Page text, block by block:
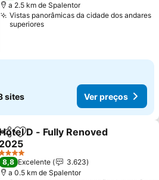
a 2.5 km de Spalentor
Vistas panorâmicas da cidade dos andares
superiores
sites Ver preços
PartilharAdicionar aos favoritos
Hotel D - Fully Renoved
2025
4 Estrelas
8,8 Excelente
3.623
a 0.5 km de Spalentor